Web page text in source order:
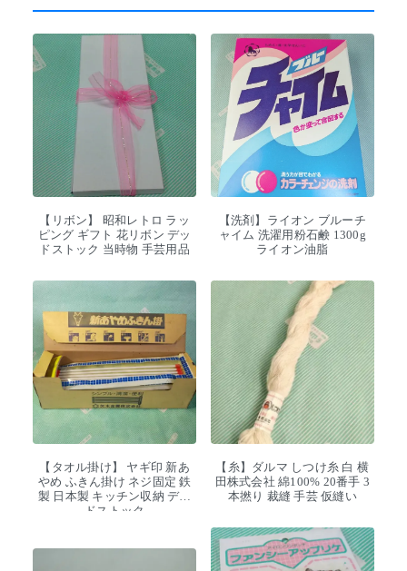
【リボン】 昭和レトロ ラッ
ピング ギフト 花リボン デッ
ドストック 当時物 手芸用品
【洗剤】ライオン ブルーチ
ャイム 洗濯用粉石鹸 1300g
ライオン油脂
【タオル掛け】 ヤギ印 新あ
やめ ふきん掛け ネジ固定 鉄
製 日本製 キッチン収納 デッ
ドストック
【糸】ダルマ しつけ糸 白 横
田株式会社 綿100% 20番手 3
本撚り 裁縫 手芸 仮縫い